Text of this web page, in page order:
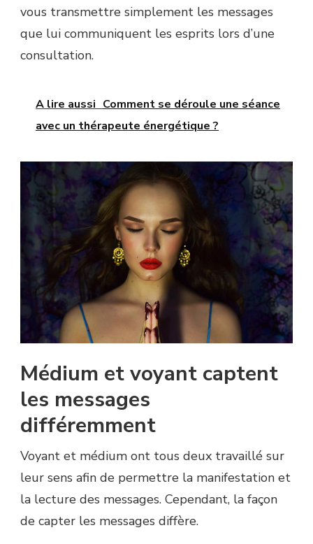
vous transmettre simplement les messages
que lui communiquent les esprits lors d’une
consultation.
A lire aussi Comment se déroule une séance
avec un thérapeute énergétique ?
Médium et voyant captent
les messages
différemment
Voyant et médium ont tous deux travaillé sur
leur sens afin de permettre la manifestation et
la lecture des messages. Cependant, la façon
de capter les messages diffère.